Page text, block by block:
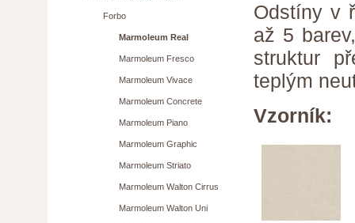
Forbo
Marmoleum Real
Marmoleum Fresco
Marmoleum Vivace
Marmoleum Concrete
Marmoleum Piano
Marmoleum Graphic
Marmoleum Striato
Marmoleum Walton Cirrus
Marmoleum Walton Uni
Odstíny v
až 5
struktur
teplým
Vzorník: